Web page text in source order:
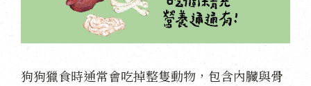
狗狗獵食時通常會吃掉整隻動物，包含內臟與骨